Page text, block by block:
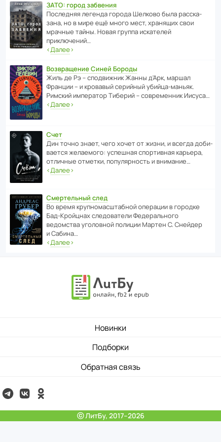
ЗАТО: город забвения
После­дняя легенда города Шелково была расска­
зана, но в мире ещё много мест, хранящих свои
мрачные тайны. Новая группа иска­телей
приключений…
‹Далее›
Возвращение Синей Бороды
Жиль де Рэ – спод­ви­жник Жанны д’Арк, маршал
Франции – и кровавый серийный убийца-маньяк.
Римский импе­ратор Тиберий – совре­менник Иисуса…
‹Далее›
Счет
Дин точно знает, чего хочет от жизни, и всегда доби­
ва­ется жела­е­мого: успе­шная спор­ти­вная карьера,
отли­чные отметки, попу­ля­р­ность и внимание…
‹Далее›
Смертельный след
Во время круп­но­мас­ш­та­бной операции в городке
Бад‑Крой­цнах следо­ва­тели Феде­раль­ного
ведомства уголо­вной полиции Мартен С. Снейдер
и Сабина…
‹Далее›
Новинки
Подборки
Обратная связь
ⓒ ЛитБу, 2017–2026